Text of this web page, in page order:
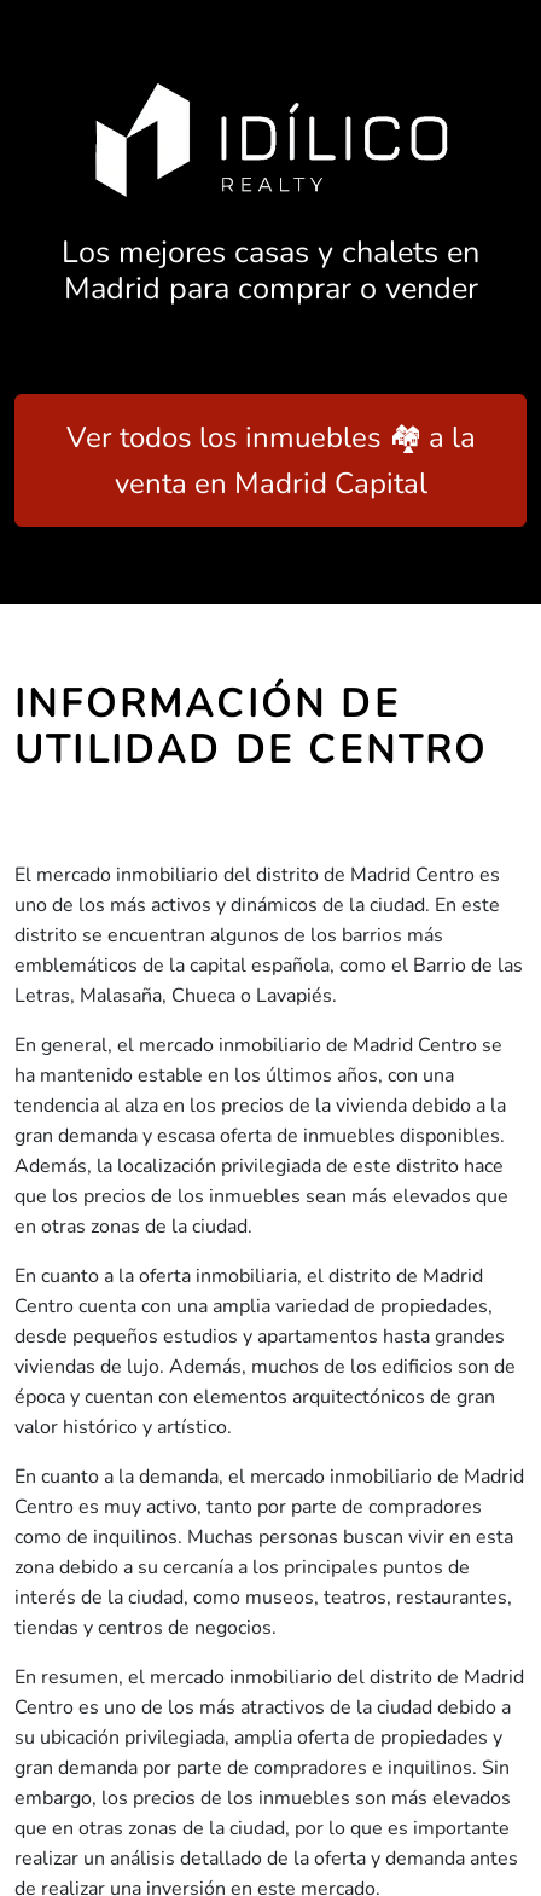
Los mejores casas y chalets en
Madrid para comprar o vender
Ver todos los inmuebles 🏘️ a la
venta en Madrid Capital
INFORMACIÓN DE
UTILIDAD DE CENTRO
El mercado inmobiliario del distrito de Madrid Centro es
uno de los más activos y dinámicos de la ciudad. En este
distrito se encuentran algunos de los barrios más
emblemáticos de la capital española, como el Barrio de las
Letras, Malasaña, Chueca o Lavapiés.
En general, el mercado inmobiliario de Madrid Centro se
ha mantenido estable en los últimos años, con una
tendencia al alza en los precios de la vivienda debido a la
gran demanda y escasa oferta de inmuebles disponibles.
Además, la localización privilegiada de este distrito hace
que los precios de los inmuebles sean más elevados que
en otras zonas de la ciudad.
En cuanto a la oferta inmobiliaria, el distrito de Madrid
Centro cuenta con una amplia variedad de propiedades,
desde pequeños estudios y apartamentos hasta grandes
viviendas de lujo. Además, muchos de los edificios son de
época y cuentan con elementos arquitectónicos de gran
valor histórico y artístico.
En cuanto a la demanda, el mercado inmobiliario de Madrid
Centro es muy activo, tanto por parte de compradores
como de inquilinos. Muchas personas buscan vivir en esta
zona debido a su cercanía a los principales puntos de
interés de la ciudad, como museos, teatros, restaurantes,
tiendas y centros de negocios.
En resumen, el mercado inmobiliario del distrito de Madrid
Centro es uno de los más atractivos de la ciudad debido a
su ubicación privilegiada, amplia oferta de propiedades y
gran demanda por parte de compradores e inquilinos. Sin
embargo, los precios de los inmuebles son más elevados
que en otras zonas de la ciudad, por lo que es importante
realizar un análisis detallado de la oferta y demanda antes
de realizar una inversión en este mercado.